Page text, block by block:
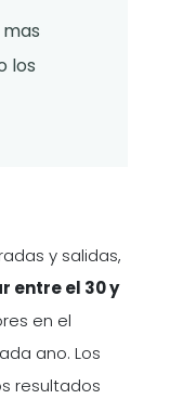
los
y salidas,
entre el 30 y
en el
ano. Los
resultados